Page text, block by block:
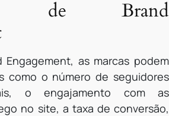
de Brand
Engagement, as marcas podem
como o número de seguidores
o engajamento com as
no site, a taxa de conversão,